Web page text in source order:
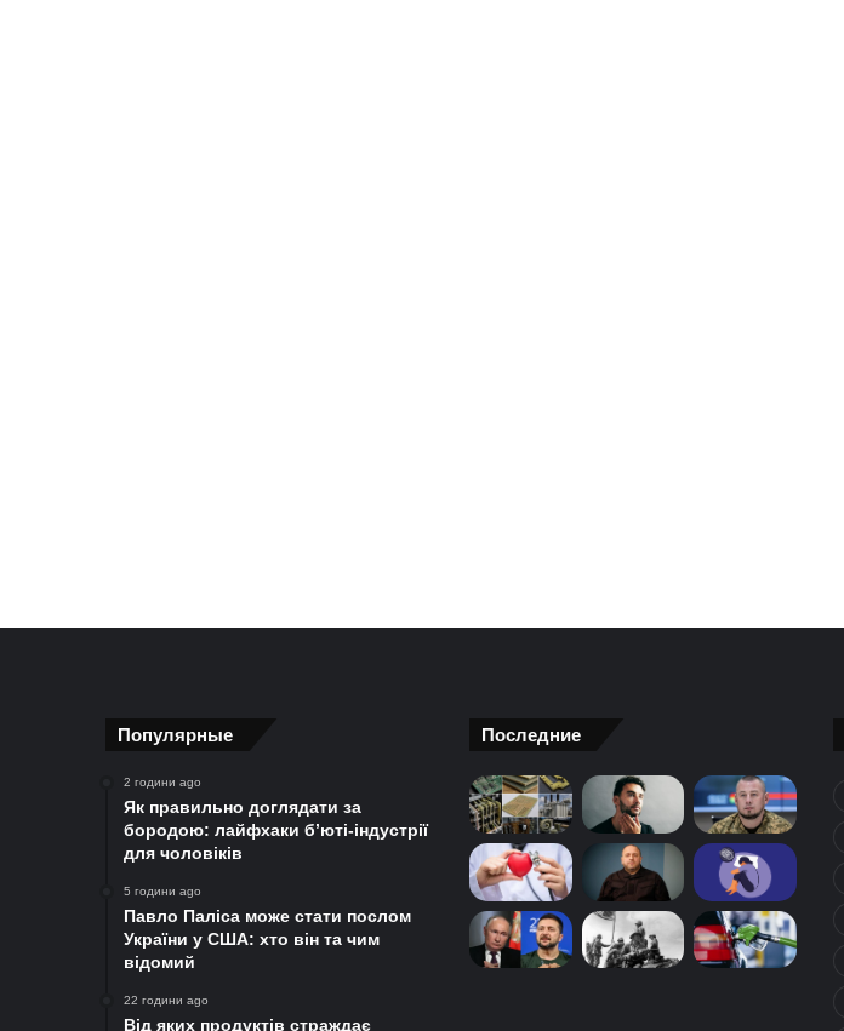
Популярные
2 години ago
Як правильно доглядати за
бородою: лайфхаки б’юті-індустрії
для чоловіків
5 години ago
Павло Паліса може стати послом
України у США: хто він та чим
відомий
22 години ago
Від яких продуктів страждає
Последние